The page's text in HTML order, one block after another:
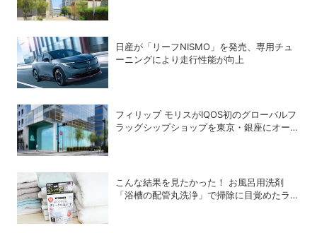
日産が「リーフNISMO」を発売、専用チュ
ーニングにより走行性能が向上
フィリップ モリスがIQOS初のグローバルフ
ラッグシップショップを東京・銀座にオープ
こんな結果を見たかった！ お風呂用洗剤
「浴槽の配管丸洗浄」で掃除に目覚めたライ